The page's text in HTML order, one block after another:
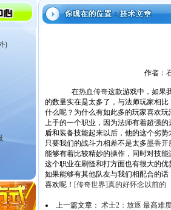
作者：
在热血传奇这款游戏中，如果
的数量实在是太多了，与法师玩家相
什么呢？为什么有如此多的玩家喜欢
上手的一个职业，因为法师有着超强
盾和装备技能起来以后，他的这个劣
只要我们的战斗力相差不是太多墨香开
能够有着比较精妙的操作，同时对技
这个职业在刷怪和打方面也有很大的
如果能够有其他队友与我们相配合的
喜欢呢！ [传奇世界]真的好怀念以前的
上一篇文章： 术士2：放逐 最高难